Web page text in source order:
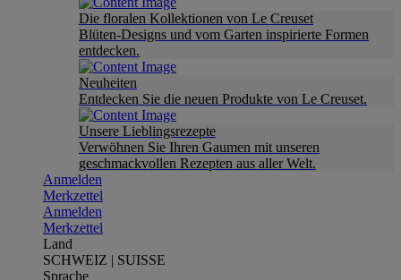
Die floralen Kollektionen von Le Creuset
Blüten-Designs und vom Garten inspirierte Formen
entdecken.
Neuheiten
Entdecken Sie die neuen Produkte von Le Creuset.
Unsere Lieblingsrezepte
Verwöhnen Sie Ihren Gaumen mit unseren
geschmackvollen Rezepten aus aller Welt.
Anmelden
Merkzettel
Anmelden
Merkzettel
Land
SCHWEIZ | SUISSE
Sprache